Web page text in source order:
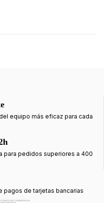
equipo más eficaz para cada
para pedidos superiores a 400
pagos de tarjetas bancarias